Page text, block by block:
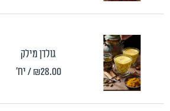
גולדן מילק
₪28.00 / יח'